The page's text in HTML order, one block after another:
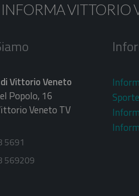
INFORMA VITTORIO
Vittorio Veneto
Popolo, 16
Veneto TV
5691
569209